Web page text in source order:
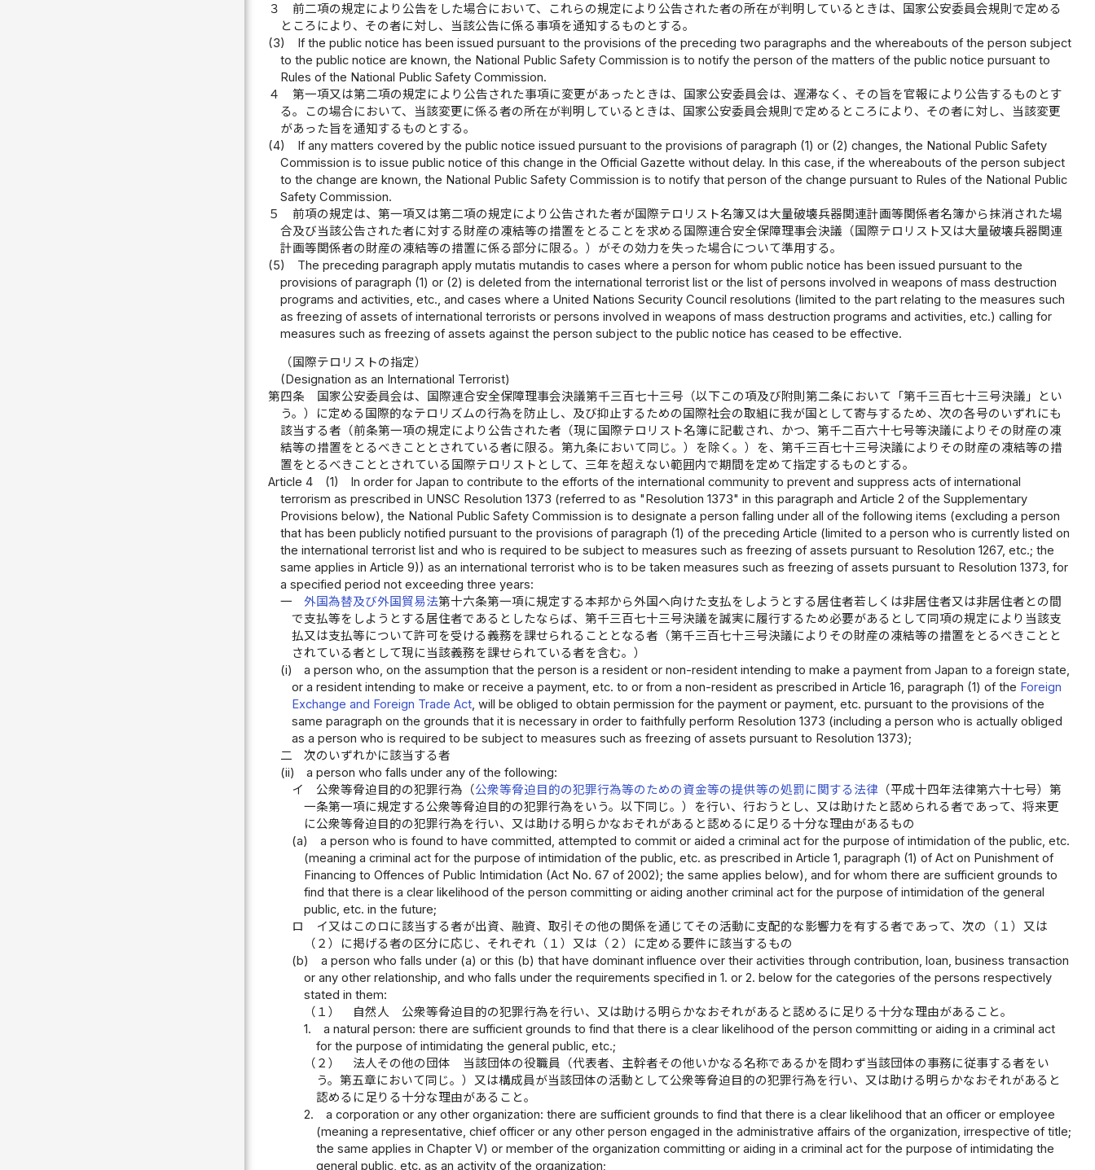
３
前二項の規定により公告をした場合において、これらの規定により公告された者の所在が判明しているときは、国家公安委員会規則で定める
ところにより、その者に対し、当該公告に係る事項を通知するものとする。
(3)
If the public notice has been issued pursuant to the provisions of the preceding two paragraphs and the whereabouts of the person subject
to the public notice are known, the National Public Safety Commission is to notify the person of the matters of the public notice pursuant to
Rules of the National Public Safety Commission.
４
第一項又は第二項の規定により公告された事項に変更があったときは、国家公安委員会は、遅滞なく、その旨を官報により公告するものとす
る。この場合において、当該変更に係る者の所在が判明しているときは、国家公安委員会規則で定めるところにより、その者に対し、当該変更
があった旨を通知するものとする。
(4)
If any matters covered by the public notice issued pursuant to the provisions of paragraph (1) or (2) changes, the National Public Safety
Commission is to issue public notice of this change in the Official Gazette without delay. In this case, if the whereabouts of the person subject
to the change are known, the National Public Safety Commission is to notify that person of the change pursuant to Rules of the National Public
Safety Commission.
５
前項の規定は、第一項又は第二項の規定により公告された者が国際テロリスト名簿又は大量破壊兵器関連計画等関係者名簿から抹消された場
合及び当該公告された者に対する財産の凍結等の措置をとることを求める国際連合安全保障理事会決議（国際テロリスト又は大量破壊兵器関連
計画等関係者の財産の凍結等の措置に係る部分に限る。）がその効力を失った場合について準用する。
(5)
The preceding paragraph apply mutatis mutandis to cases where a person for whom public notice has been issued pursuant to the
provisions of paragraph (1) or (2) is deleted from the international terrorist list or the list of persons involved in weapons of mass destruction
programs and activities, etc., and cases where a United Nations Security Council resolutions (limited to the part relating to the measures such
as freezing of assets of international terrorists or persons involved in weapons of mass destruction programs and activities, etc.) calling for
measures such as freezing of assets against the person subject to the public notice has ceased to be effective.
（国際テロリストの指定）
(Designation as an International Terrorist)
第四条
国家公安委員会は、国際連合安全保障理事会決議第千三百七十三号（以下この項及び附則第二条において「第千三百七十三号決議」とい
う。）に定める国際的なテロリズムの行為を防止し、及び抑止するための国際社会の取組に我が国として寄与するため、次の各号のいずれにも
該当する者（前条第一項の規定により公告された者（現に国際テロリスト名簿に記載され、かつ、第千二百六十七号等決議によりその財産の凍
結等の措置をとるべきこととされている者に限る。第九条において同じ。）を除く。）を、第千三百七十三号決議によりその財産の凍結等の措
置をとるべきこととされている国際テロリストとして、三年を超えない範囲内で期間を定めて指定するものとする。
Article 4
(1)
In order for Japan to contribute to the efforts of the international community to prevent and suppress acts of international
terrorism as prescribed in UNSC Resolution 1373 (referred to as "Resolution 1373" in this paragraph and Article 2 of the Supplementary
Provisions below), the National Public Safety Commission is to designate a person falling under all of the following items (excluding a person
that has been publicly notified pursuant to the provisions of paragraph (1) of the preceding Article (limited to a person who is currently listed on
the international terrorist list and who is required to be subject to measures such as freezing of assets pursuant to Resolution 1267, etc.; the
same applies in Article 9)) as an international terrorist who is to be taken measures such as freezing of assets pursuant to Resolution 1373, for
a specified period not exceeding three years:
一
外国為替及び外国貿易法第十六条第一項に規定する本邦から外国へ向けた支払をしようとする居住者若しくは非居住者又は非居住者との間
で支払等をしようとする居住者であるとしたならば、第千三百七十三号決議を誠実に履行するため必要があるとして同項の規定により当該支
払又は支払等について許可を受ける義務を課せられることとなる者（第千三百七十三号決議によりその財産の凍結等の措置をとるべきことと
されている者として現に当該義務を課せられている者を含む。）
(i)
a person who, on the assumption that the person is a resident or non-resident intending to make a payment from Japan to a foreign state,
or a resident intending to make or receive a payment, etc. to or from a non-resident as prescribed in Article 16, paragraph (1) of the Foreign
Exchange and Foreign Trade Act, will be obliged to obtain permission for the payment or payment, etc. pursuant to the provisions of the
same paragraph on the grounds that it is necessary in order to faithfully perform Resolution 1373 (including a person who is actually obliged
as a person who is required to be subject to measures such as freezing of assets pursuant to Resolution 1373);
二
次のいずれかに該当する者
(ii)
a person who falls under any of the following:
イ
公衆等脅迫目的の犯罪行為（公衆等脅迫目的の犯罪行為等のための資金等の提供等の処罰に関する法律 （平成十四年法律第六十七号）第
一条第一項に規定する公衆等脅迫目的の犯罪行為をいう。以下同じ。）を行い、行おうとし、又は助けたと認められる者であって、将来更
に公衆等脅迫目的の犯罪行為を行い、又は助ける明らかなおそれがあると認めるに足りる十分な理由があるもの
(a)
a person who is found to have committed, attempted to commit or aided a criminal act for the purpose of intimidation of the public, etc.
(meaning a criminal act for the purpose of intimidation of the public, etc. as prescribed in Article 1, paragraph (1) of Act on Punishment of
Financing to Offences of Public Intimidation (Act No. 67 of 2002); the same applies below), and for whom there are sufficient grounds to
find that there is a clear likelihood of the person committing or aiding another criminal act for the purpose of intimidation of the general
public, etc. in the future;
ロ
イ又はこのロに該当する者が出資、融資、取引その他の関係を通じてその活動に支配的な影響力を有する者であって、次の（１）又は
（２）に掲げる者の区分に応じ、それぞれ（１）又は（２）に定める要件に該当するもの
(b)
a person who falls under (a) or this (b) that have dominant influence over their activities through contribution, loan, business transaction
or any other relationship, and who falls under the requirements specified in 1. or 2. below for the categories of the persons respectively
stated in them:
（１）
自然人 公衆等脅迫目的の犯罪行為を行い、又は助ける明らかなおそれがあると認めるに足りる十分な理由があること。
1.
a natural person: there are sufficient grounds to find that there is a clear likelihood of the person committing or aiding in a criminal act
for the purpose of intimidating the general public, etc.;
（２）
法人その他の団体 当該団体の役職員（代表者、主幹者その他いかなる名称であるかを問わず当該団体の事務に従事する者をい
う。第五章において同じ。）又は構成員が当該団体の活動として公衆等脅迫目的の犯罪行為を行い、又は助ける明らかなおそれがあると
認めるに足りる十分な理由があること。
2.
a corporation or any other organization: there are sufficient grounds to find that there is a clear likelihood that an officer or employee
(meaning a representative, chief officer or any other person engaged in the administrative affairs of the organization, irrespective of title;
the same applies in Chapter V) or member of the organization committing or aiding in a criminal act for the purpose of intimidating the
general public, etc. as an activity of the organization;